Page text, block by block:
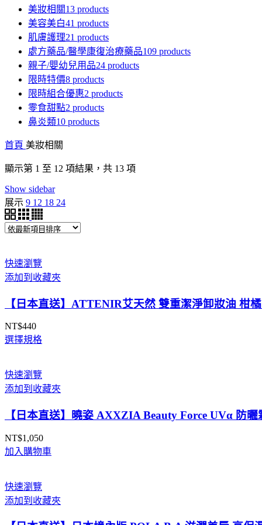
美妝相關13 products
美容美白41 products
肌膚護理21 products
處方藥品/醫學康復治療藥品109 products
親子/嬰幼兒用品24 products
限時特價8 products
限時組合優惠2 products
零食甜點2 products
鼻炎類10 products
首頁 美妝相關
顯示第 1 至 12 項結果，共 13 項依
Show sidebar
展示 9 12 18 24
快速瀏覽
添加到收藏夾
【日本直送】ATTENIR艾天然 雙重潔淨卸妝油 柑
NT$440
選擇規格
快速瀏覽
添加到收藏夾
【日本直送】曉姿 AXXZIA Beauty Force UVα 防
NT$1,050
加入購物車
快速瀏覽
添加到收藏夾